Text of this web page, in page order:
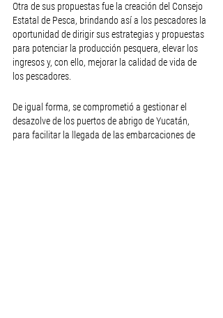
Otra de sus propuestas fue la creación del Consejo
Estatal de Pesca, brindando así a los pescadores la
oportunidad de dirigir sus estrategias y propuestas
para potenciar la producción pesquera, elevar los
ingresos y, con ello, mejorar la calidad de vida de
los pescadores.
De igual forma, se comprometió a gestionar el
desazolve de los puertos de abrigo de Yucatán,
para facilitar la llegada de las embarcaciones de